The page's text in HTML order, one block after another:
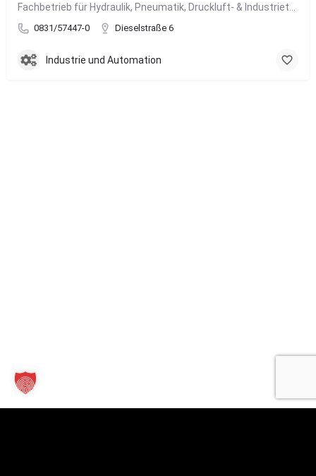
0831/57447-0 Dieselstraße 6
Industrie und Automation